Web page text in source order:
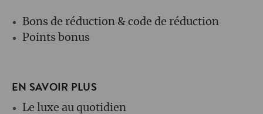
Bons de réduction & code de réduction
Points bonus
EN SAVOIR PLUS
Le luxe au quotidien